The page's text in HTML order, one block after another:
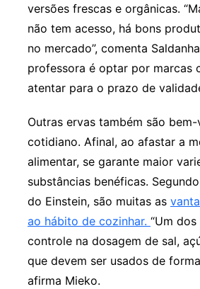
versões frescas e orgânicas.
não tem acesso, há bons
no mercado”, comenta
professora é optar por marcas
atentar para o prazo de
Outras ervas também são
cotidiano. Afinal, ao afastar a
alimentar, se garante maior
substâncias benéficas.
do Einstein, são muitas as
ao hábito de cozinhar. “Um
controle na dosagem de sal,
que devem ser usados de
afirma Mieko.